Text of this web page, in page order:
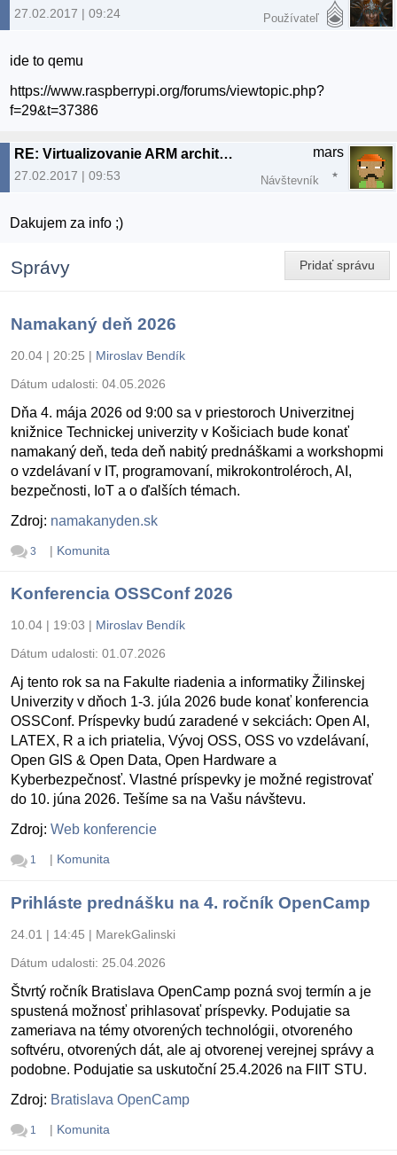
27.02.2017 | 09:24 Používateľ
ide to qemu
https://www.raspberrypi.org/forums/viewtopic.php?
f=29&t=37386
RE: Virtualizovanie ARM architektury
27.02.2017 | 09:53
mars
Návštevník
Dakujem za info ;)
Pridať správu
Správy
Namakaný deň 2026
20.04 | 20:25 | Miroslav Bendík
Dátum udalosti: 04.05.2026
Dňa 4. mája 2026 od 9:00 sa v priestoroch Univerzitnej
knižnice Technickej univerzity v Košiciach bude konať
namakaný deň, teda deň nabitý prednáškami a workshopmi
o vzdelávaní v IT, programovaní, mikrokontroléroch, AI,
bezpečnosti, IoT a o ďalších témach.
Zdroj: namakanyden.sk
3 | Komunita
Konferencia OSSConf 2026
10.04 | 19:03 | Miroslav Bendík
Dátum udalosti: 01.07.2026
Aj tento rok sa na Fakulte riadenia a informatiky Žilinskej
Univerzity v dňoch 1-3. júla 2026 bude konať konferencia
OSSConf. Príspevky budú zaradené v sekciách: Open AI,
LATEX, R a ich priatelia, Vývoj OSS, OSS vo vzdelávaní,
Open GIS & Open Data, Open Hardware a
Kyberbezpečnosť. Vlastné príspevky je možné registrovať
do 10. júna 2026. Tešíme sa na Vašu návštevu.
Zdroj: Web konferencie
1 | Komunita
Prihláste prednášku na 4. ročník OpenCamp
24.01 | 14:45 | MarekGalinski
Dátum udalosti: 25.04.2026
Štvrtý ročník Bratislava OpenCamp pozná svoj termín a je
spustená možnosť prihlasovať príspevky. Podujatie sa
zameriava na témy otvorených technológii, otvoreného
softvéru, otvorených dát, ale aj otvorenej verejnej správy a
podobne. Podujatie sa uskutoční 25.4.2026 na FIIT STU.
Zdroj: Bratislava OpenCamp
1 | Komunita